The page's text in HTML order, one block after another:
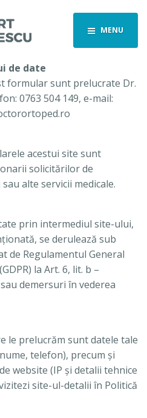
MENU
de date
formular sunt prelucrate Dr.
0763 504 149, e-mail:
acestui site sunt
solicitărilor de
alte servicii medicale.
prin intermediul site-ului,
se derulează sub
de Regulamentul General
la Art. 6, lit. b –
demersuri în vederea
le prelucrăm sunt datele tale
telefon), precum și
website (IP și detalii tehnice
site-ul-detalii în Politică